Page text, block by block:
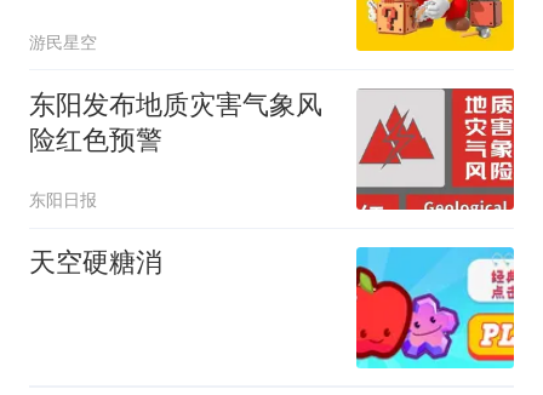
游民星空
东阳发布地质灾害气象风
险红色预警
东阳日报
天空硬糖消